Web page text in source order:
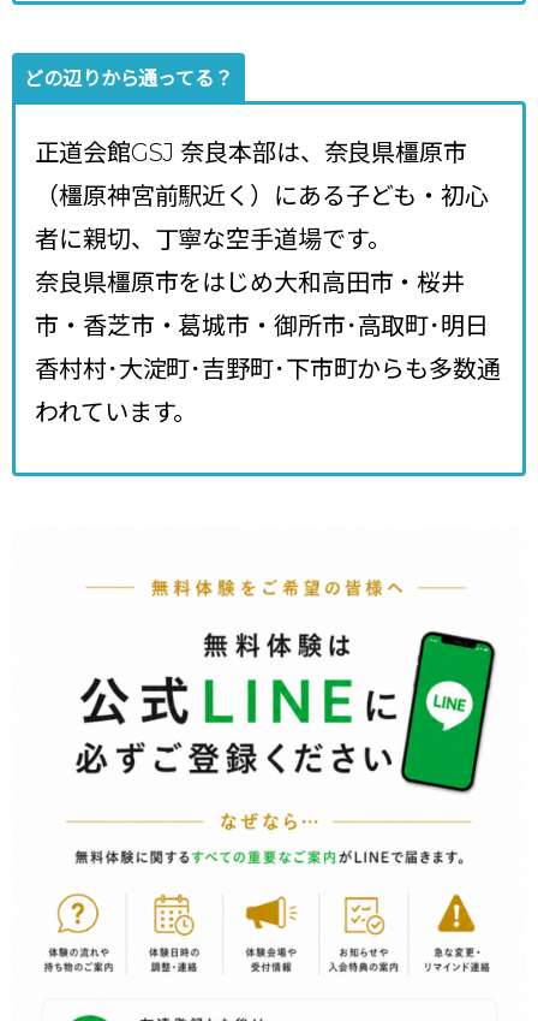
どの辺りから通ってる？
正道会館GSJ 奈良本部は、奈良県橿原市
（橿原神宮前駅近く）にある子ども・初心
者に親切、丁寧な空手道場です。
奈良県橿原市をはじめ大和高田市・桜井
市・香芝市・葛城市・御所市･高取町･明日
香村村･大淀町･吉野町･下市町からも多数通
われています。